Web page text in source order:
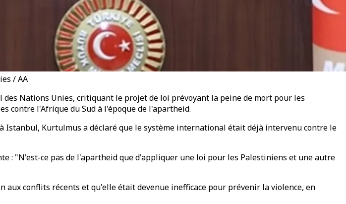
/ AA
Nations Unies, critiquant le projet de loi prévoyant la peine de mort pour les
contre l'Afrique du Sud à l'époque de l'apartheid.
Kurtulmus a déclaré que le système international était déjà intervenu contre le
"N'est-ce pas de l'apartheid que d'appliquer une loi pour les Palestiniens et une autre
conflits récents et qu'elle était devenue inefficace pour prévenir la violence, en